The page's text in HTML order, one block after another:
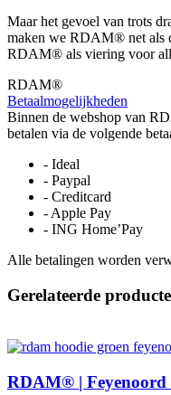
Maar het gevoel van trots
maken we RDAM® net als
RDAM® als viering voor
RDAM®
Betaalmogelijkheden
Binnen de webshop van
betalen via de volgende
- Ideal
- Paypal
- Creditcard
- Apple Pay
- ING Home’Pay
Alle betalingen worden
Gerelateerde
RDAM® |